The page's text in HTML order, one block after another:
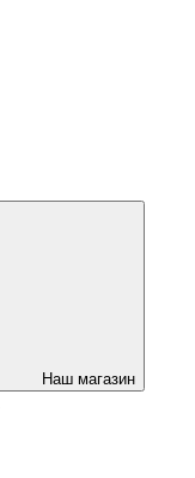
Наш магазин